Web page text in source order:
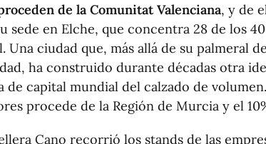
de la Comunitat Valenciana, y de
sede en Elche, que concentra 28 de los
Una ciudad que, más allá de su palmeral
ha construido durante décadas otra
de capital mundial del calzado de
procede de la Región de Murcia y el
Cano recorrió los stands de las